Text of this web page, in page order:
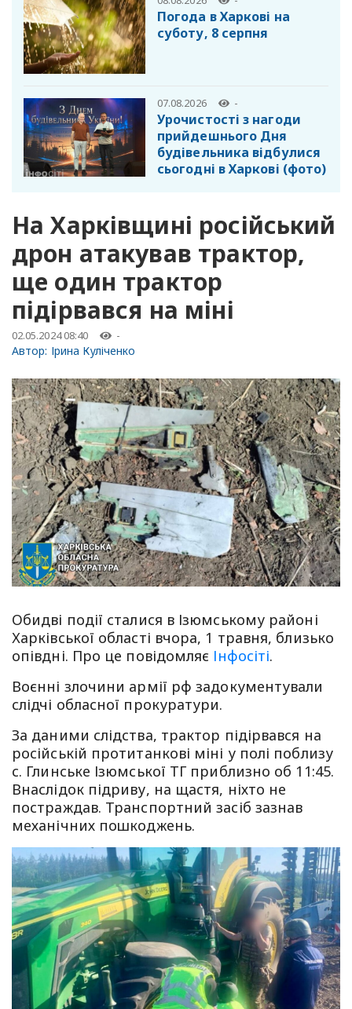
Погода в Харкові на
суботу, 8 серпня
07.08.2026 -
Урочистості з нагоди
прийдешнього Дня
будівельника відбулися
сьогодні в Харкові (фото)
На Харківщині російський
дрон атакував трактор,
ще один трактор
підірвався на міні
02.05.2024 08:40 -
Автор: Ірина Куліченко
Обидві події сталися в Ізюмському районі
Харківської області вчора, 1 травня, близько
опівдні. Про це повідомляє Інфосіті.
Воєнні злочини армії рф задокументували
слідчі обласної прокуратури.
За даними слідства, трактор підірвався на
російській протитанкові міні у полі поблизу
с. Глинське Ізюмської ТГ приблизно об 11:45.
Внаслідок підриву, на щастя, ніхто не
постраждав. Транспортний засіб зазнав
механічних пошкоджень.